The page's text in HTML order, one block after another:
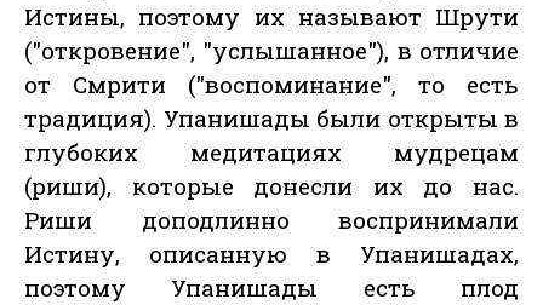
Истины, поэтому их называют Шрути
("откровение", "услышанное"), в отличие
от Смрити ("воспоминание", то есть
традиция). Упанишады были открыты в
глубоких медитациях мудрецам
(риши), которые донесли их до нас.
Риши доподлинно воспринимали
Истину, описанную в Упанишадах,
поэтому Упанишады есть плод